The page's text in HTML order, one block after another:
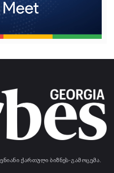
ქართული ბიზნეს-გამოცემა.